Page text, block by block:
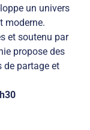
un univers
moderne.
et soutenu par
propose des
de partage et